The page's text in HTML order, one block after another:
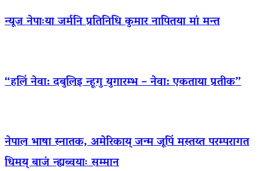
न्यूज नेपाःया जर्मनि प्रतिनिधि कुमार नापितया मां मन्त
“हलिं नेवा: दबुलिइ न्हूगु युगारम्भ – नेवा: एकताया प्रतीक”
नेपाल भाषा स्नातक, अमेरिकाय् जन्म जूपिं मस्तय्त परम्परागत
धिमय् बाजं न्ह्यब्वयाः सम्मान